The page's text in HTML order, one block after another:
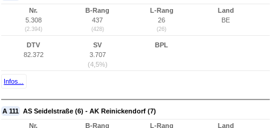
Nr.
5.308
(2.394)
B-Rang
437
(428)
L-Rang
26
(26)
Land
BE
DTV
82.372
SV
3.707
(4,5%)
BPL
Infos...
A 111 AS Seidelstraße (6) - AK Reinickendorf (7)
Nr. B-Rang L-Rang Land